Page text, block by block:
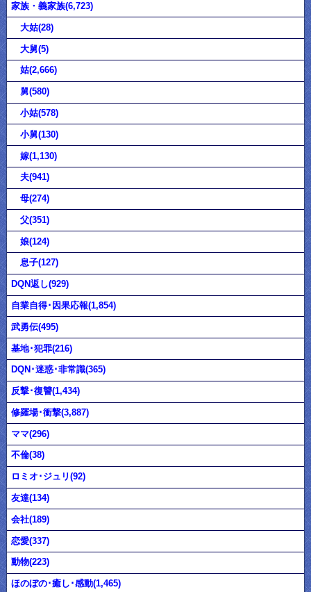
家族・義家族(6,723)
大姑(28)
大舅(5)
姑(2,666)
舅(580)
小姑(578)
小舅(130)
嫁(1,130)
夫(941)
母(274)
父(351)
娘(124)
息子(127)
DQN返し(929)
自業自得･因果応報(1,854)
武勇伝(495)
基地･犯罪(216)
DQN･迷惑･非常識(365)
反撃･復讐(1,434)
修羅場･衝撃(3,887)
ママ(296)
不倫(38)
ロミオ･ジュリ(92)
友達(134)
会社(189)
恋愛(337)
動物(223)
ほのぼの･癒し･感動(1,465)